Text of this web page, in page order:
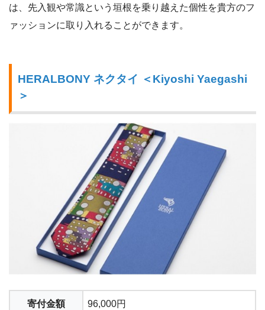
は、先入観や常識という垣根を乗り越えた個性を貴方のフ
ァッションに取り入れることができます。
HERALBONY ネクタイ ＜Kiyoshi Yaegashi
＞
寄付金額 96,000円